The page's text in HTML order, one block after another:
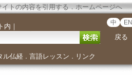
イトの内容を引用する．ホームページへ
内 ｜ 中 EN
戻る
ル仏経． 言語レッスン ． リンク